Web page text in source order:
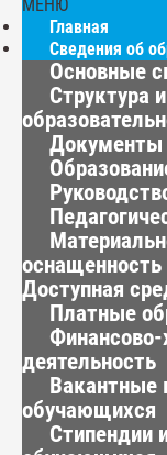
МЕНЮ
Главная
Сведения об
Основные
Структура
Документы
оснащенность
Доступная
Платные
Финансово-
деятельность
Вакантные
обучающихся
Стипендии